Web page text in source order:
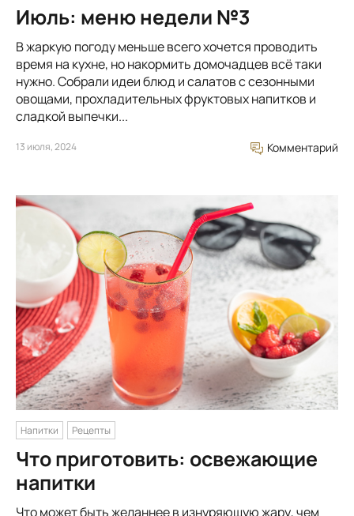
Июль: меню недели №3
В жаркую погоду меньше всего хочется проводить
время на кухне, но накормить домочадцев всё таки
нужно. Собрали идеи блюд и салатов с сезонными
овощами, прохладительных фруктовых напитков и
сладкой выпечки...
13 июля, 2024 Комментарий
Напитки Рецепты
Что приготовить: освежающие
напитки
Что может быть желаннее в изнуряющую жару, чем